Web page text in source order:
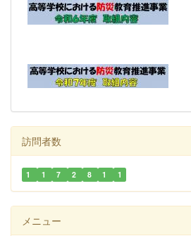
訪問者数
1 1 7 2 8 1 1
メニュー